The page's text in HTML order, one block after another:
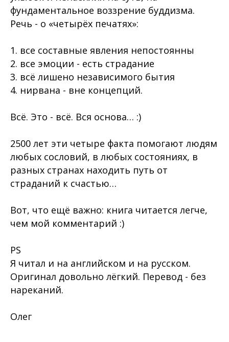
фундаментальное воззрение буддизма.
Речь - о «четырёх печатях»:
1. все составные явления непостоянны
2. все эмоции - есть страдание
3. всё лишено независимого бытия
4. нирвана - вне концепций.
Всё. Это - всё. Вся основа… :)
2500 лет эти четыре факта помогают людям
любых сословий, в любых состояниях, в
разных странах находить путь от
страданий к счастью…
Вот, что ещё важно: книга читается легче,
чем мой комментарий :)
PS
Я читал и на английском и на русском.
Оригинал довольно лёгкий. Перевод - без
нареканий.
Олег